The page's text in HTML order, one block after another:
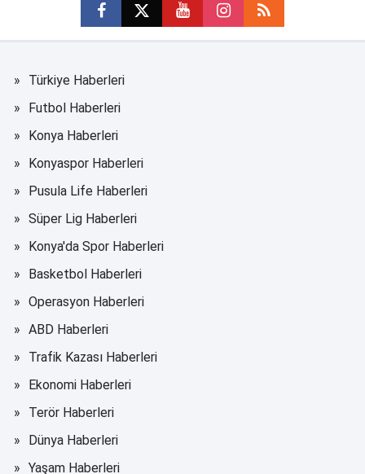
Türkiye Haberleri
Futbol Haberleri
Konya Haberleri
Konyaspor Haberleri
Pusula Life Haberleri
Süper Lig Haberleri
Konya'da Spor Haberleri
Basketbol Haberleri
Operasyon Haberleri
ABD Haberleri
Trafik Kazası Haberleri
Ekonomi Haberleri
Terör Haberleri
Dünya Haberleri
Yaşam Haberleri